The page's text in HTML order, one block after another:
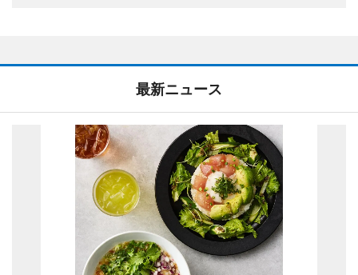
最新ニュース